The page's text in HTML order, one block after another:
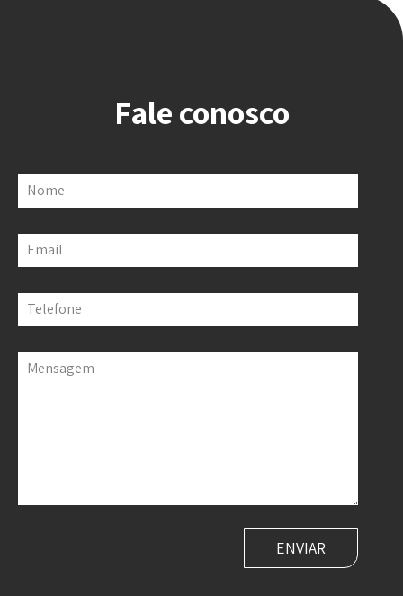
Fale conosco
Nome
Email
Telefone
Mensagem